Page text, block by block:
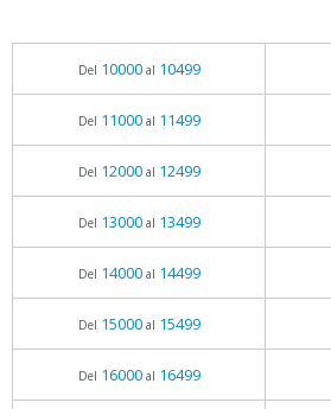
Del 10000al 10499
Del 11000al 11499
Del 12000al 12499
Del 13000al 13499
Del 14000al 14499
Del 15000al 15499
Del 16000al 16499